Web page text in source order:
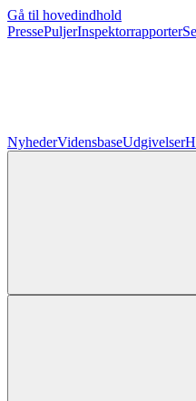
Gå til hovedindhold
PressePuljerInspektorrapporter
NyhederVidensbaseUdgivelser